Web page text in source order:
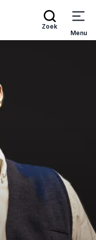
Zoek
Menu